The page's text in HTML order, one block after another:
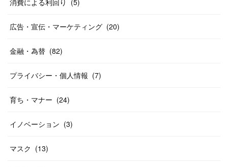
消費による利回り (5)
広告・宣伝・マーケティング (20)
金融・為替 (82)
プライバシー・個人情報 (7)
育ち・マナー (24)
イノベーション (3)
マスク (13)